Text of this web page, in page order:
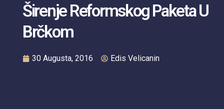
Širenje Reformskog Paketa U
Brčkom
30 Augusta, 2016 Edis Velicanin